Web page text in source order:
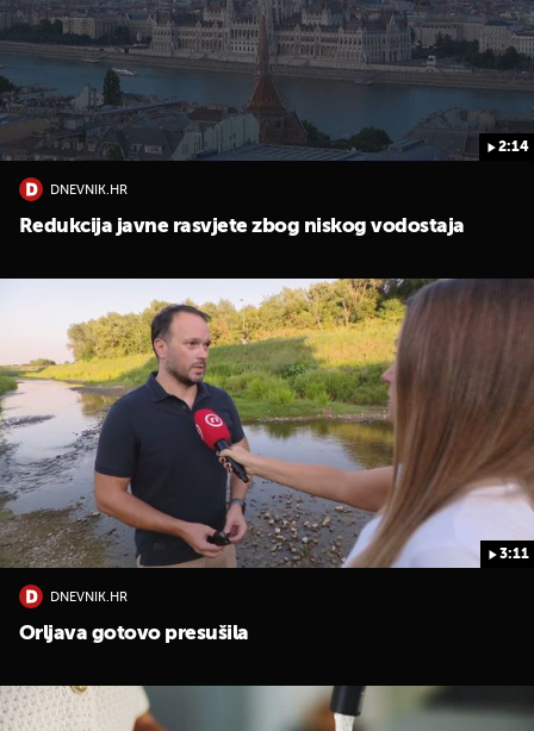
2:14
DNEVNIK.HR
Redukcija javne rasvjete zbog niskog vodostaja
3:11
DNEVNIK.HR
Orljava gotovo presušila
UKLJUČITE NOTIFIKACIJE